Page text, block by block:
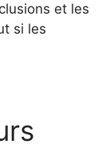
et les
si les